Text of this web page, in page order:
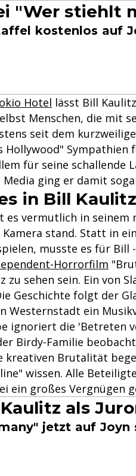
"Wer stiehlt
kostenlos auf
Hotel lässt Bill
Menschen, die mit
seit dem
Hollywood"
für seine schallende
ging er damit
in Bill
es vermutlich in seinem
stand. Statt in
musste es für Bill
Horrorfilm
zu sehen sein. Ein von
Geschichte folgt der
Westernstadt ein
ignoriert die 'Betreten
Birdy-Familie
kreativen Brutalität
wissen. Alle
ein großes Vergnügen
als
jetzt auf Joyn